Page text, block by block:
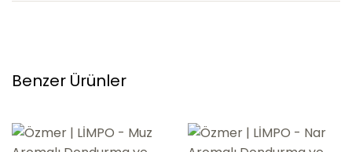
Benzer Ürünler